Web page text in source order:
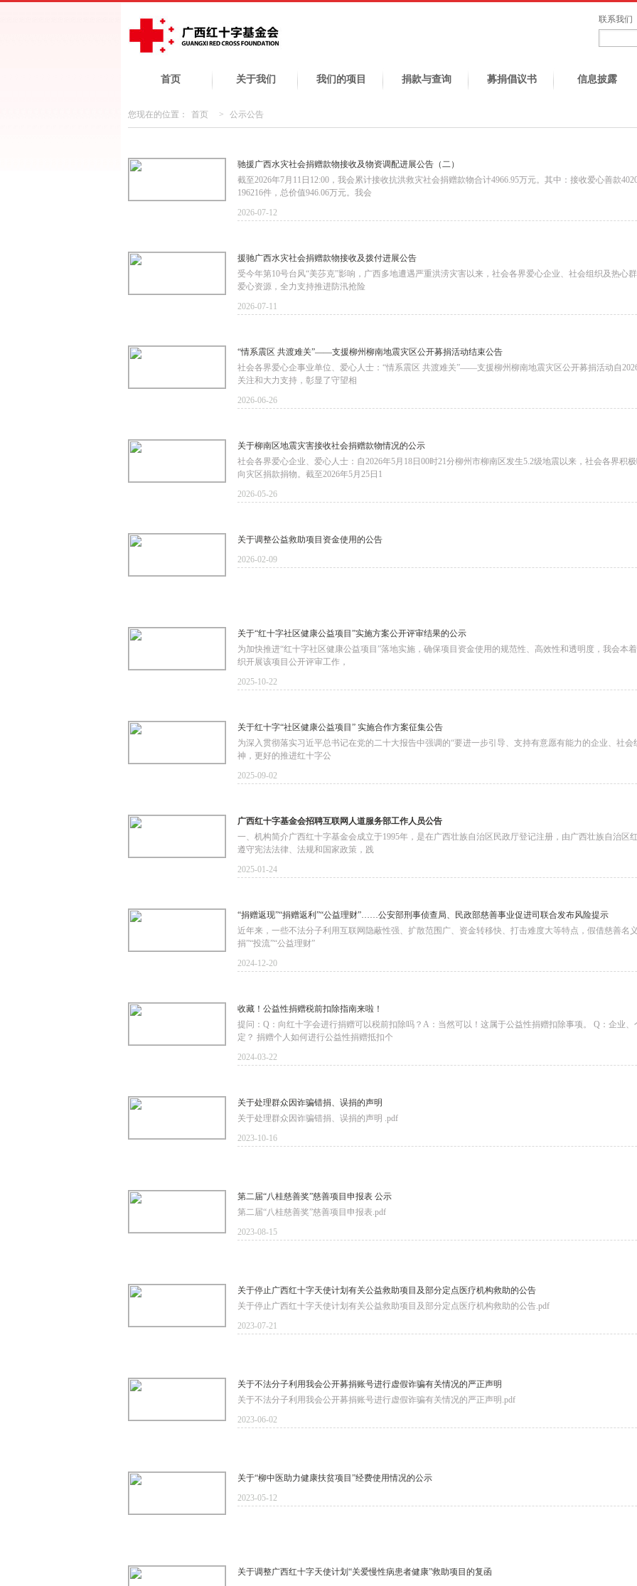
联系我们
首页 关于我们 我们的项目 捐款与查询 募捐倡议书 信息披露
您现在的位置： 首页 > 公示公告
驰援广西水灾社会捐赠款物接收及物资调配进展公告（二）
截至2026年7月11日12:00，我会累计接收抗洪救灾社会捐赠款物合计4966.95万元。其中：接收爱心善款
196216件，总价值946.06万元。我会
2026-07-12
援驰广西水灾社会捐赠款物接收及拨付进展公告
受今年第10号台风“美莎克”影响，广西多地遭遇严重洪涝灾害以来，社会各界爱心企业、社会组织及热心
爱心资源，全力支持推进防汛抢险
2026-07-11
“情系震区 共渡难关”——支援柳州柳南地震灾区公开募捐活动结束公告
社会各界爱心企事业单位、爱心人士：“情系震区 共渡难关”——支援柳州柳南地震灾区公开募捐活动自
关注和大力支持，彰显了守望相
2026-06-26
关于柳南区地震灾害接收社会捐赠款物情况的公示
社会各界爱心企业、爱心人士：自2026年5月18日00时21分柳州市柳南区发生5.2级地震以来，社会各界积
向灾区捐款捐物。截至2026年5月25日1
2026-05-26
关于调整公益救助项目资金使用的公告
2026-02-09
关于“红十字社区健康公益项目”实施方案公开评审结果的公示
为加快推进“红十字社区健康公益项目”落地实施，确保项目资金使用的规范性、高效性和透明度，我会本
织开展该项目公开评审工作，
2025-10-22
关于红十字“社区健康公益项目” 实施合作方案征集公告
为深入贯彻落实习近平总书记在党的二十大报告中强调的“要进一步引导、支持有意愿有能力的企业、社
神，更好的推进红十字公
2025-09-02
广西红十字基金会招聘互联网人道服务部工作人员公告
一、机构简介广西红十字基金会成立于1995年，是在广西壮族自治区民政厅登记注册，由广西壮族自治区
遵守宪法法律、法规和国家政策，践
2025-01-24
“捐赠返现”“捐赠返利”“公益理财”……公安部刑事侦查局、民政部慈善事业促进司联合发布风险提示
近年来，一些不法分子利用互联网隐蔽性强、扩散范围广、资金转移快、打击难度大等特点，假借慈善名
捐”“投流”“公益理财”
2024-12-20
收藏！公益性捐赠税前扣除指南来啦！
提问：Q：向红十字会进行捐赠可以税前扣除吗？A：当然可以！这属于公益性捐赠扣除事项。 Q：企业
定？ 捐赠个人如何进行公益性捐赠抵扣个
2024-03-22
关于处理群众因诈骗错捐、误捐的声明
关于处理群众因诈骗错捐、误捐的声明 .pdf
2023-10-16
第二届“八桂慈善奖”慈善项目申报表 公示
第二届“八桂慈善奖”慈善项目申报表.pdf
2023-08-15
关于停止广西红十字天使计划有关公益救助项目及部分定点医疗机构救助的公告
关于停止广西红十字天使计划有关公益救助项目及部分定点医疗机构救助的公告.pdf
2023-07-21
关于不法分子利用我会公开募捐账号进行虚假诈骗有关情况的严正声明
关于不法分子利用我会公开募捐账号进行虚假诈骗有关情况的严正声明.pdf
2023-06-02
关于“柳中医助力健康扶贫项目”经费使用情况的公示
2023-05-12
关于调整广西红十字天使计划“关爱慢性病患者健康”救助项目的复函